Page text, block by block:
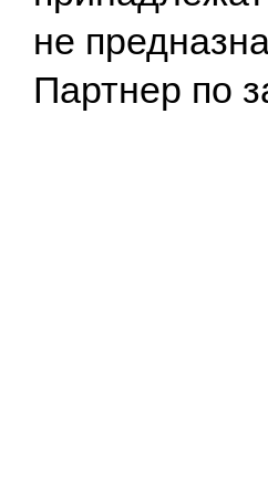
не
Партнер по